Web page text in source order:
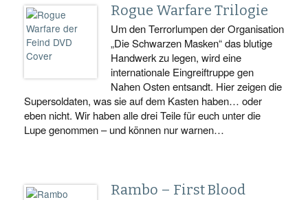
Rogue Warfare Trilogie
Um den Terrorlumpen der Organisation
„Die Schwarzen Masken“ das blutige
Handwerk zu legen, wird eine
internationale Eingreiftruppe gen
Nahen Osten entsandt. Hier zeigen die
Supersoldaten, was sie auf dem Kasten haben… oder
eben nicht. Wir haben alle drei Teile für euch unter die
Lupe genommen – und können nur warnen…
Rambo – First Blood